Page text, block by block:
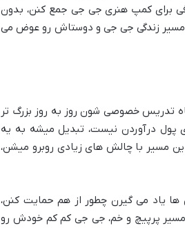
برای کمپ هنری جی جی جمع کنن، بدون
و مسیر زندگی جی جی و دوستاش رو عوض می
تدریس خصوصی شون روز به روز بزرگ تر
درآوردن نیست، تبدیل میشه به یه
مسیر با چالش های زیادی روبرو میشن،
یاد می گیرن چطور از هم حمایت کنن،
پرپیچ و خم، جی جی کم کم خودش رو